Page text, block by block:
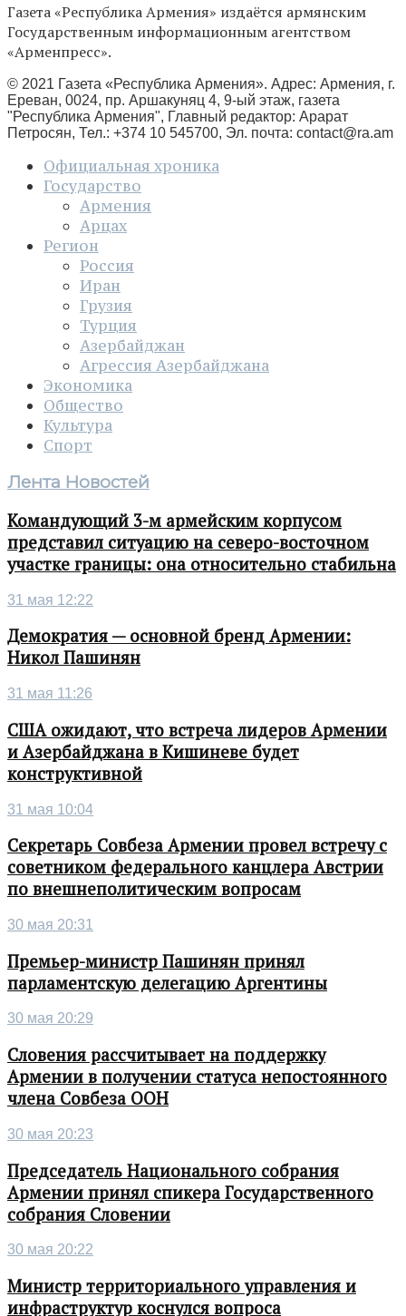
Газета «Республика Армения» издаётся армянским
Государственным информационным агентством
«Арменпресс».
© 2021 Газета «Республика Армения». Адрес: Армения, г.
Ереван, 0024, пр. Аршакуняц 4, 9-ый этаж, газета
"Республика Армения", Главный редактор: Арарат
Петросян, Тел.: +374 10 545700, Эл. почта: contact@ra.am
Официальная хроника
Государство
Армения
Арцах
Регион
Россия
Иран
Грузия
Турция
Азербайджан
Агрессия Азербайджана
Экономика
Общество
Культура
Спорт
Лента Новостей
Командующий 3-м армейским корпусом
представил ситуацию на северо-восточном
участке границы: она относительно стабильна
31 мая 12:22
Демократия — основной бренд Армении:
Никол Пашинян
31 мая 11:26
США ожидают, что встреча лидеров Армении
и Азербайджана в Кишиневе будет
конструктивной
31 мая 10:04
Секретарь Совбеза Армении провел встречу с
советником федерального канцлера Австрии
по внешнеполитическим вопросам
30 мая 20:31
Премьер-министр Пашинян принял
парламентскую делегацию Аргентины
30 мая 20:29
Словения рассчитывает на поддержку
Армении в получении статуса непостоянного
члена Совбеза ООН
30 мая 20:23
Председатель Национального собрания
Армении принял спикера Государственного
собрания Словении
30 мая 20:22
Министр территориального управления и
инфраструктур коснулся вопроса